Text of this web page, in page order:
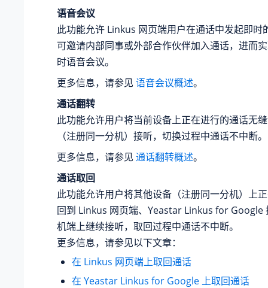
语音会议
此功能允许 Linkus 网页端用户在通话中发起即时
可邀请内部同事或外部合作伙伴加入通话，进而
时语音会议。
更多信息，请参见 语音会议概述。
通话翻转
此功能允许用户将当前设备上正在进行的通话无
（注册同一分机）接听，切换过程中通话不中断。
更多信息，请参见 通话翻转概述。
通话取回
此功能允许用户将其他设备（注册同一分机）上
回到 Linkus 网页端、Yeastar Linkus for Google
机端上继续接听，取回过程中通话不中断。
更多信息，请参见以下文章：
在 Linkus 网页端上取回通话
在 Yeastar Linkus for Google 上取回通话